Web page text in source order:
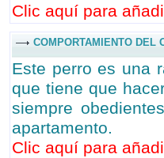
Clic aquí para
COMPORTAMIENTO DEL
Este perro es una
que tiene que
siempre
apartamento.
Clic aquí para